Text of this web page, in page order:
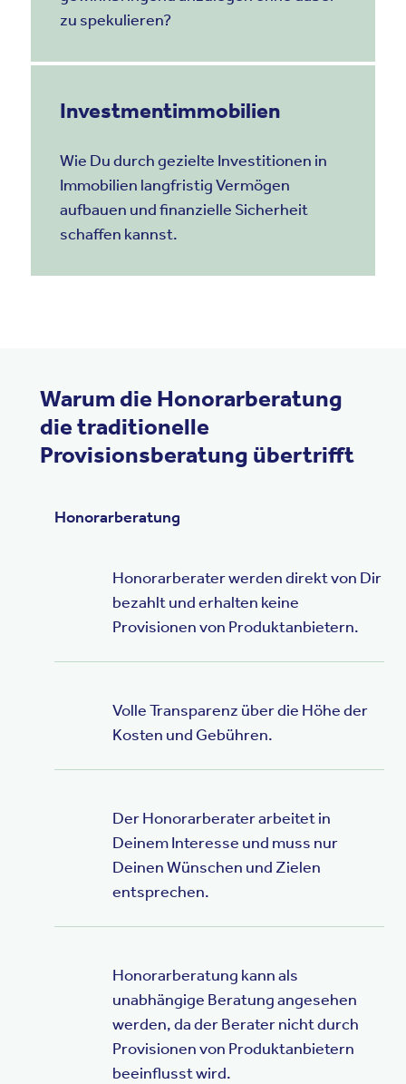
zu spekulieren?
Investmentimmobilien
Wie Du durch gezielte Investitionen in
Immobilien langfristig Vermögen
aufbauen und finanzielle Sicherheit
schaffen kannst.
Warum die Honorarberatung
die traditionelle
Provisionsberatung übertrifft
Honorarberatung
Honorarberater werden direkt von Dir
bezahlt und erhalten keine
Provisionen von Produktanbietern.
Volle Transparenz über die Höhe der
Kosten und Gebühren.
Der Honorarberater arbeitet in
Deinem Interesse und muss nur
Deinen Wünschen und Zielen
entsprechen.
Honorarberatung kann als
unabhängige Beratung angesehen
werden, da der Berater nicht durch
Provisionen von Produktanbietern
beeinflusst wird.